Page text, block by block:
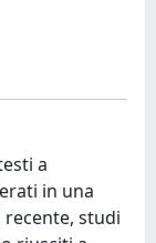
a
in una
studi